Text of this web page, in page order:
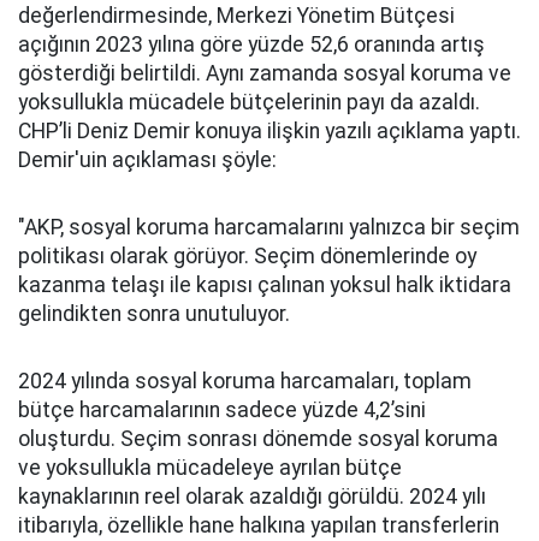
değerlendirmesinde, Merkezi Yönetim Bütçesi
açığının 2023 yılına göre yüzde 52,6 oranında artış
gösterdiği belirtildi. Aynı zamanda sosyal koruma ve
yoksullukla mücadele bütçelerinin payı da azaldı.
CHP’li Deniz Demir konuya ilişkin yazılı açıklama yaptı.
Demir'uin açıklaması şöyle:
"AKP, sosyal koruma harcamalarını yalnızca bir seçim
politikası olarak görüyor. Seçim dönemlerinde oy
kazanma telaşı ile kapısı çalınan yoksul halk iktidara
gelindikten sonra unutuluyor.
2024 yılında sosyal koruma harcamaları, toplam
bütçe harcamalarının sadece yüzde 4,2’sini
oluşturdu. Seçim sonrası dönemde sosyal koruma
ve yoksullukla mücadeleye ayrılan bütçe
kaynaklarının reel olarak azaldığı görüldü. 2024 yılı
itibarıyla, özellikle hane halkına yapılan transferlerin